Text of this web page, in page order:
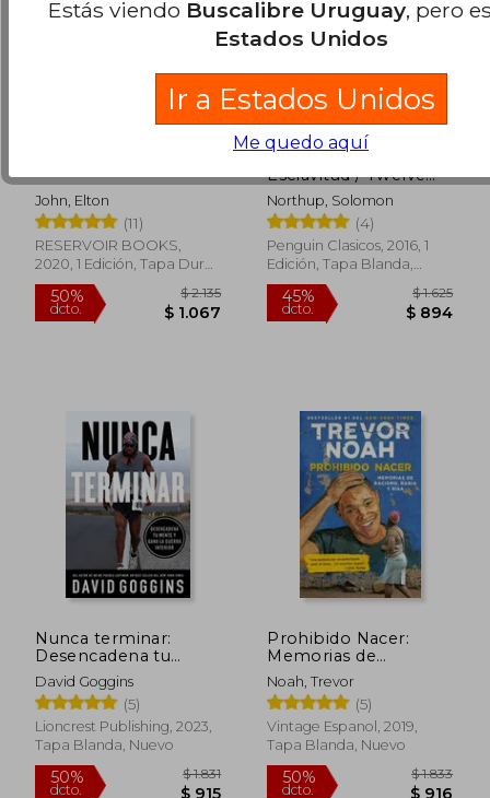
40%
dcto. $ 373
50%
dcto. $
John, Elton
(11)
RESERVOIR BOOKS,
2020, 1 Edición, Tapa Dura,
Nuevo
Doce Años de
Esclavitud / Twelve
Years a Slave
Northup, Solomon
(4)
Penguin Clasicos, 2016, 1
Edición, Tapa Blanda,
Nuevo
Nunca terminar:
Desencadena tu
mente y gana la
guerra interior
David Goggins
(5)
Lioncrest Publishing, 2023,
Tapa Blanda, Nuevo
Prohibido Nacer:
Memorias de
Racismo, Rabia Y Risa.
/ Born a Crime:
Stories from a South
African Childhood:
Memorias de
Noah, Trevor
(5)
Vintage Espanol, 2019,
Tapa Blanda, Nuevo
Estás viendo Buscalibre Uruguay, pero
Estados Unidos
Ir a Estados Unidos
Me quedo aquí